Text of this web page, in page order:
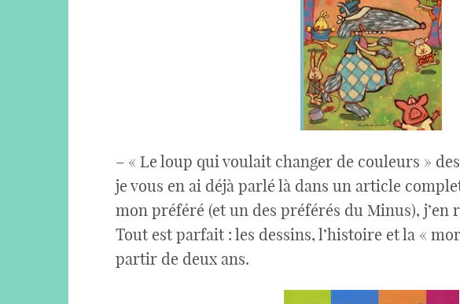
– « Le loup qui voulait changer de couleurs »
je vous en ai déjà parlé là dans un article
mon préféré (et un des préférés du Minus), j’en
Tout est parfait : les dessins, l’histoire et la «
partir de deux ans.